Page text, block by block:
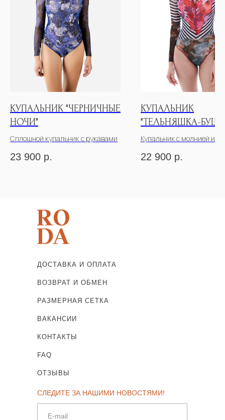
КУПАЛЬНИК "ЧЕРНИЧНЫЕ
НОЧИ"
Сплошной купальник с рукавами
23 900 р.
КУПАЛЬНИК
"ТЕЛЬНЯШКА-
Купальник с молнией и
22 900 р.
РАЗМЕРНАЯ СЕТКА
ДОСТАВКА И ОПЛАТА
КОНТАКТЫ
FAQ
ОТЗЫВЫ
СЛЕДИТЕ ЗА НАШИМИ НОВОСТЯМИ!
ВОЗВРАТ И ОБМЕН
ВАКАНСИИ